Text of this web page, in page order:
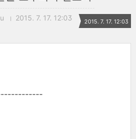
2015. 7. 17. 12:03 2015. 7. 17. 12:03